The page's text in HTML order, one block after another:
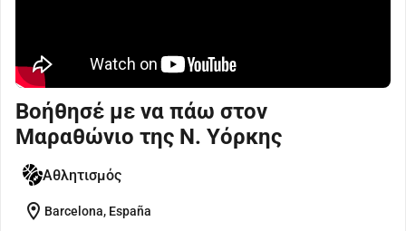
Βοήθησέ με να πάω στον
Μαραθώνιο της Ν. Υόρκης
Αθλητισμός
location_on Barcelona, España